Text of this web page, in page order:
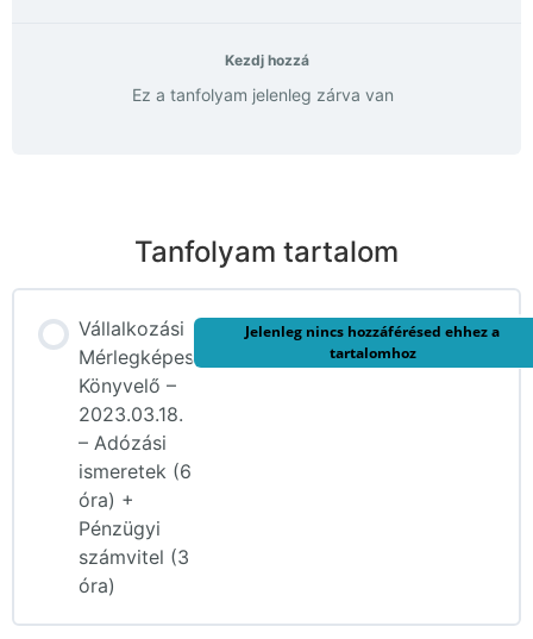
Kezdj hozzá
Ez a tanfolyam jelenleg zárva van
Tanfolyam tartalom
Vállalkozási
Mérlegképes
Könyvelő –
2023.03.18.
– Adózási
ismeretek (6
óra) +
Pénzügyi
számvitel (3
óra)
Jelenleg nincs hozzáférésed ehhez a
tartalomhoz